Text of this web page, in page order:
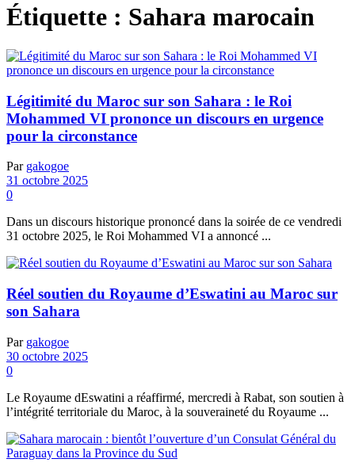
Étiquette : Sahara marocain
Légitimité du Maroc sur son Sahara : le Roi
Mohammed VI prononce un discours en urgence
pour la circonstance
Par gakogoe
31 octobre 2025
0
Dans un discours historique prononcé dans la soirée de ce vendredi
31 octobre 2025, le Roi Mohammed VI a annoncé ...
Réel soutien du Royaume d’Eswatini au Maroc sur
son Sahara
Par gakogoe
30 octobre 2025
0
Le Royaume dEswatini a réaffirmé, mercredi à Rabat, son soutien à
l’intégrité territoriale du Maroc, à la souveraineté du Royaume ...